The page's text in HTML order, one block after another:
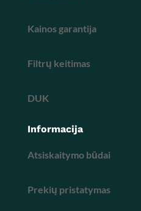
Kainos garantija
Filtrų keitimas
DUK
Informacija
Atsiskaitymo būdai
Prekių pristatymas